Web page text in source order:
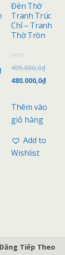
Giá
hiện
3.400.000,0₫.
Đèn Thờ
Tranh Trúc
Chỉ – Tranh
Thờ Tròn
Đ
ư
ợ
c
p
h
n
5
a
495.000,0₫Giá
gốc
480.000,0₫Giá
tại
Thêm vào
giỏ hàng
Add to
Wishlist
Tiếp Theo